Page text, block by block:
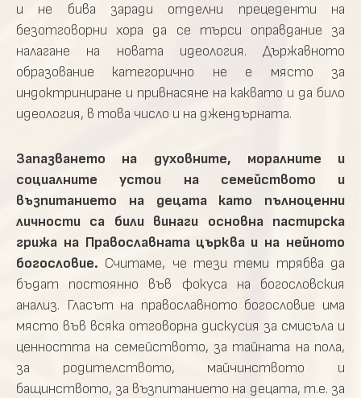
и не бива заради отделни прецеденти на
безотговорни хора да се търси оправдание за
налагане на новата идеология. Държавното
образование категорично не е място за
индоктриниране и привнасяне на каквато и да било
идеология, в това число и на джендърната.
Запазването на духовните, моралните и
социалните устои на семейството и
възпитанието на децата като пълноценни
личности са били винаги основна пастирска
грижа на Православната църква и на нейното
богословие. Считаме, че тези теми трябва да
бъдат постоянно във фокуса на богословския
анализ. Гласът на православното богословие има
място във всяка отговорна дискусия за смисъла и
ценността на семейството, за тайната на пола,
за родителството, майчинството и
бащинството, за възпитанието на децата, т.е. за